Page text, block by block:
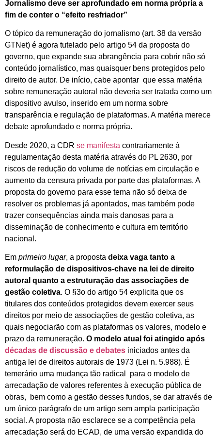
Jornalismo deve ser aprofundado em norma própria a
fim de conter o “efeito resfriador”
O tópico da remuneração do jornalismo (art. 38 da versão
GTNet) é agora tutelado pelo artigo 54 da proposta do
governo, que expande sua abrangência para cobrir não só
conteúdo jornalístico, mas quaisquer bens protegidos pelo
direito de autor. De início, cabe apontar que essa matéria
sobre remuneração autoral não deveria ser tratada como um
dispositivo avulso, inserido em um norma sobre
transparência e regulação de plataformas. A matéria merece
debate aprofundado e norma própria.
Desde 2020, a CDR se manifesta contrariamente à
regulamentação desta matéria através do PL 2630, por
riscos de redução do volume de notícias em circulação e
aumento da censura privada por parte das plataformas. A
proposta do governo para esse tema não só deixa de
resolver os problemas já apontados, mas também pode
trazer consequências ainda mais danosas para a
disseminação de conhecimento e cultura em território
nacional.
Em primeiro lugar, a proposta deixa vaga tanto a
reformulação de dispositivos-chave na lei de direito
autoral quanto a estruturação das associações de
gestão coletiva. O §3o do artigo 54 explicita que os
titulares dos conteúdos protegidos devem exercer seus
direitos por meio de associações de gestão coletiva, as
quais negociarão com as plataformas os valores, modelo e
prazo da remuneração. O modelo atual foi atingido após
décadas de discussão e debates iniciados antes da
antiga lei de direitos autorais de 1973 (Lei n. 5.988). É
temerário uma mudança tão radical para o modelo de
arrecadação de valores referentes à execução pública de
obras, bem como a gestão desses fundos, se dar através de
um único parágrafo de um artigo sem ampla participação
social. A proposta não esclarece se a competência pela
arrecadação será do ECAD, de uma versão expandida do